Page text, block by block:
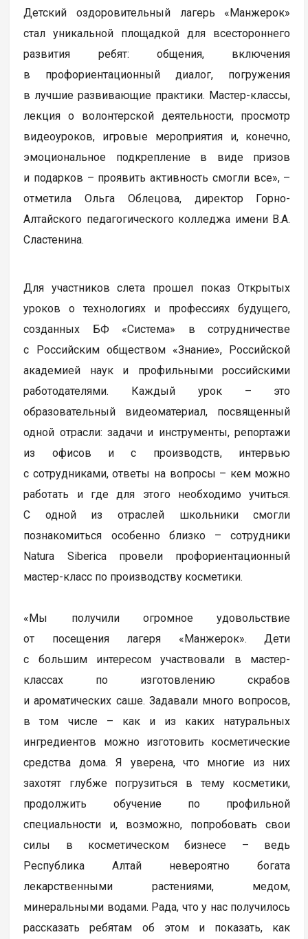
Детский оздоровительный лагерь «Манжерок»
стал уникальной площадкой для всестороннего
развития ребят: общения, включения
в профориентационный диалог, погружения
в лучшие развивающие практики. Мастер-классы,
лекция о волонтерской деятельности, просмотр
видеоуроков, игровые мероприятия и, конечно,
эмоциональное подкрепление в виде призов
и подарков – проявить активность смогли все», –
отметила Ольга Облецова, директор Горно-
Алтайского педагогического колледжа имени В.А.
Сластенина.
Для участников слета прошел показ Открытых
уроков о технологиях и профессиях будущего,
созданных БФ «Система» в сотрудничестве
с Российским обществом «Знание», Российской
академией наук и профильными российскими
работодателями. Каждый урок – это
образовательный видеоматериал, посвященный
одной отрасли: задачи и инструменты, репортажи
из офисов и с производств, интервью
с сотрудниками, ответы на вопросы – кем можно
работать и где для этого необходимо учиться.
С одной из отраслей школьники смогли
познакомиться особенно близко – сотрудники
Natura Siberica провели профориентационный
мастер-класс по производству косметики.
«Мы получили огромное удовольствие
от посещения лагеря «Манжерок». Дети
с большим интересом участвовали в мастер-
классах по изготовлению скрабов
и ароматических саше. Задавали много вопросов,
в том числе – как и из каких натуральных
ингредиентов можно изготовить косметические
средства дома. Я уверена, что многие из них
захотят глубже погрузиться в тему косметики,
продолжить обучение по профильной
специальности и, возможно, попробовать свои
силы в косметическом бизнесе – ведь
Республика Алтай невероятно богата
лекарственными растениями, медом,
минеральными водами. Рада, что у нас получилось
рассказать ребятам об этом и показать, как